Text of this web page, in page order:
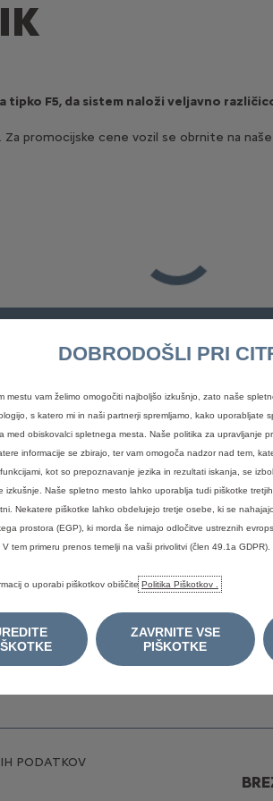
F5, da sistem naloži veljavno
promocijske cene vozil se obrnite na
CENIKI IN KATALOGI
UPORABNE
Ceniki in katalogi
Poišči prodajno
Prijava na e-
Citroën
EU Data Act
PODATKOV
DOBRODOŠLI PRI
mestu vam želimo omogočiti najboljšo izkušnjo, zato naše
s katero mi in naši partnerji spremljamo, kako uporabljate
med obiskovalci spletnega mesta. Naše politika za upravljanje
informacije se zbirajo, ter vam omogoča nadzor nad tem,
kot so prepoznavanje jezika in rezultati iskanja, se
izkušnje. Naše spletno mesto lahko uporablja tudi piškotke
Nekatere piškotke lahko obdelujejo tretje osebe, ki se
prostora (EGP), ki morda še nimajo odločitve ustreznih
tem primeru prenos temelji na vaši privolitvi (člen 49.1a GDPR).
o uporabi piškotkov obiščite Politika Piškotkov .
ZAVRNITE VSE
PIŠKOTKE